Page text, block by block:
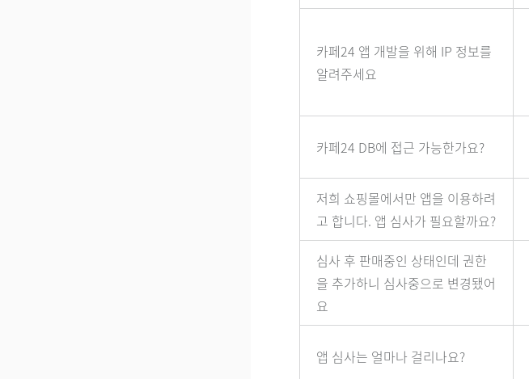
카페24 앱 개발을 위해 IP 정보를
알려주세요
카페24 DB에 접근 가능한가요?
저희 쇼핑몰에서만 앱을 이용하려
고 합니다. 앱 심사가 필요할까요?
심사 후 판매중인 상태인데 권한
을 추가하니 심사중으로 변경됐어
요
앱 심사는 얼마나 걸리나요?